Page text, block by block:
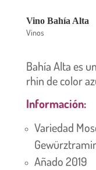
Vino Bahía Alta
Vinos
Bahía Alta es
rhin de color
Información:
Variedad
Añado 2019